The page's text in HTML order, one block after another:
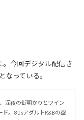
。今回デジタル配信さ
なっている。
深夜の街明かりとワイン
ド。80sアダルトR&Bの空